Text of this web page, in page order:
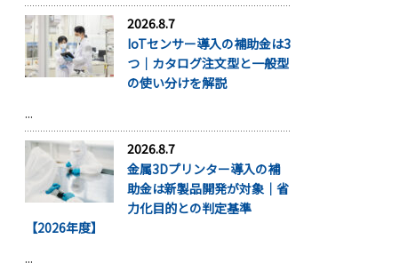
2026.8.7
IoTセンサー導入の補助金は3
つ｜カタログ注文型と一般型
の使い分けを解説
...
2026.8.7
金属3Dプリンター導入の補
助金は新製品開発が対象｜省
力化目的との判定基準
【2026年度】
...